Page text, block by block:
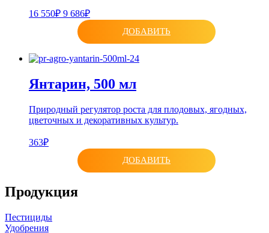
16 550₽ 9 686₽
ДОБАВИТЬ
Янтарин, 500 мл
Природный регулятор роста для плодовых, ягодных,
цветочных и декоративных культур.
363₽
ДОБАВИТЬ
Продукция
Пестициды
Удобрения